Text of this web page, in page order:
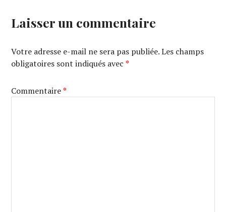
Laisser un commentaire
Votre adresse e-mail ne sera pas publiée. Les champs
obligatoires sont indiqués avec*
Commentaire*